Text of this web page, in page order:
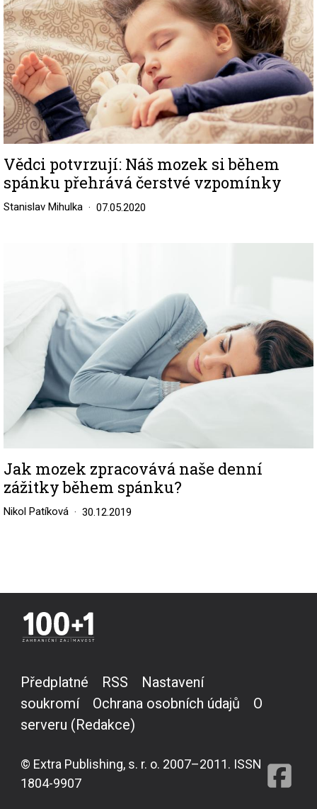
Vědci potvrzují: Náš mozek si během
spánku přehrává čerstvé vzpomínky
Stanislav Mihulka 07.05.2020
Jak mozek zpracovává naše denní
zážitky během spánku?
Nikol Patíková 30.12.2019
Předplatné RSS
Nastavení
soukromí
Ochrana osobních údajů
O
serveru (Redakce)
© Extra Publishing, s. r. o. 2007–2011. ISSN
1804-9907